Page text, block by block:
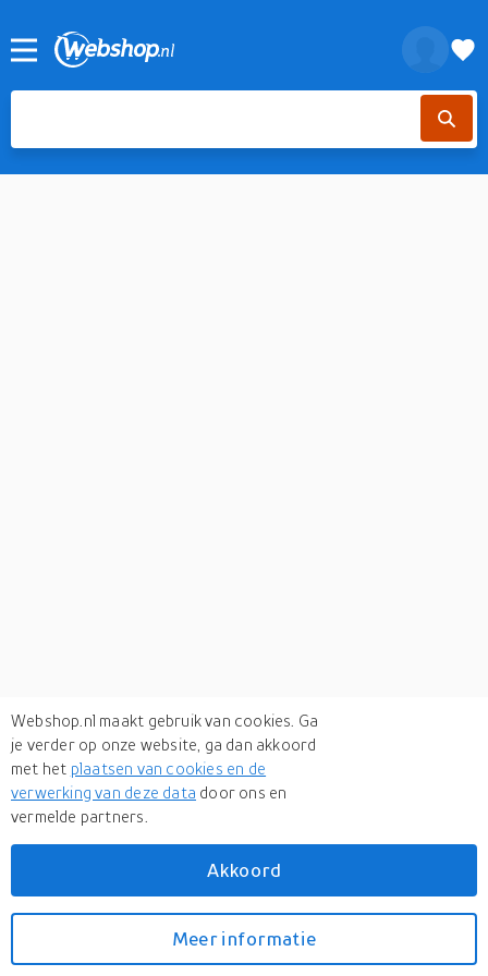
Webshop.nl maakt gebruik van cookies. Ga
je verder op onze website, ga dan akkoord
met het plaatsen van cookies en de
verwerking van deze data door ons en
vermelde partners.
Akkoord
Meer informatie